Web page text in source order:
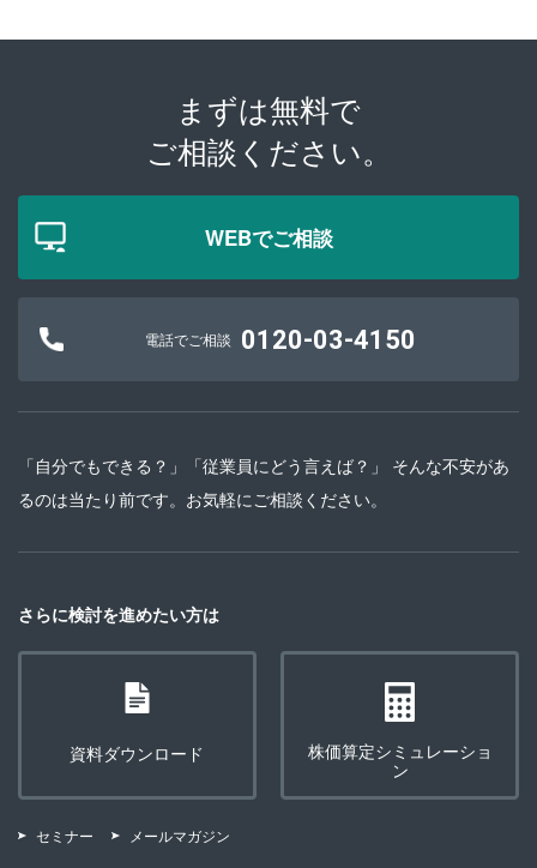
まずは無料で
ご相談ください。
WEBでご相談
電話でご相談 0120-03-4150
「自分でもできる？」「従業員にどう言えば？」 そんな不安があ
るのは当たり前です。お気軽にご相談ください。
さらに検討を進めたい方は
資料ダウンロード
株価算定シミュレーショ
ン
セミナー メールマガジン